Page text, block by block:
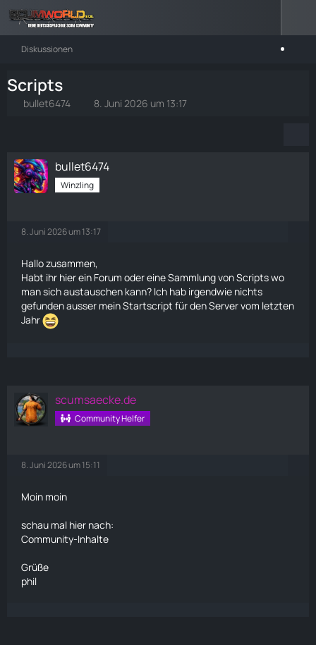
Diskussionen
Scripts
bullet6474 8. Juni 2026 um 13:17
bullet6474
Winzling
8. Juni 2026 um 13:17
Hallo zusammen,
Habt ihr hier ein Forum oder eine Sammlung von Scripts wo
man sich austauschen kann? Ich hab irgendwie nichts
gefunden ausser mein Startscript für den Server vom letzten
Jahr
scumsaecke.de
Community Helfer
8. Juni 2026 um 15:11
Moin moin
schau mal hier nach:
Community-Inhalte
Grüße
phil